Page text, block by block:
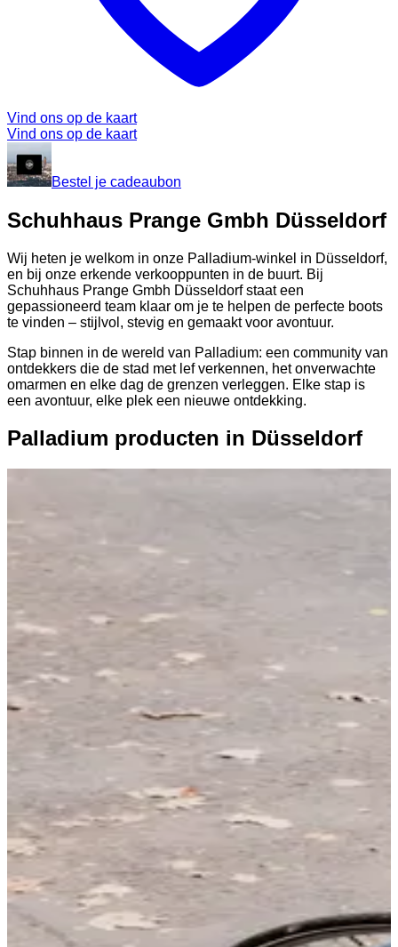
Vind ons op de kaart
Vind ons op de kaart
Bestel je cadeaubon
Schuhhaus Prange Gmbh Düsseldorf
Wij heten je welkom in onze Palladium-winkel in Düsseldorf,
en bij onze erkende verkooppunten in de buurt. Bij
Schuhhaus Prange Gmbh Düsseldorf staat een
gepassioneerd team klaar om je te helpen de perfecte boots
te vinden – stijlvol, stevig en gemaakt voor avontuur.
Stap binnen in de wereld van Palladium: een community van
ontdekkers die de stad met lef verkennen, het onverwachte
omarmen en elke dag de grenzen verleggen. Elke stap is
een avontuur, elke plek een nieuwe ontdekking.
Palladium producten in Düsseldorf